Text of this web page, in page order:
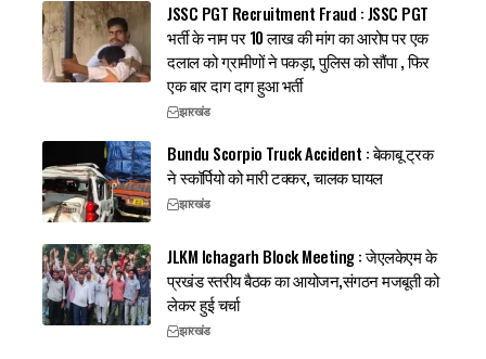
JSSC PGT Recruitment Fraud : JSSC PGT
भर्ती के नाम पर 10 लाख की मांग का आरोप पर एक
दलाल को ग्रामीणों ने पकड़ा, पुलिस को सौंपा , फिर
एक बार दाग दाग हुआ भर्ती
झारखंड
Bundu Scorpio Truck Accident : बेकाबू ट्रक
ने स्कॉर्पियो को मारी टक्कर, चालक घायल
झारखंड
JLKM Ichagarh Block Meeting : जेएलकेएम के
प्रखंड स्तरीय बैठक का आयोजन,संगठन मजबूती को
लेकर हुई चर्चा
झारखंड